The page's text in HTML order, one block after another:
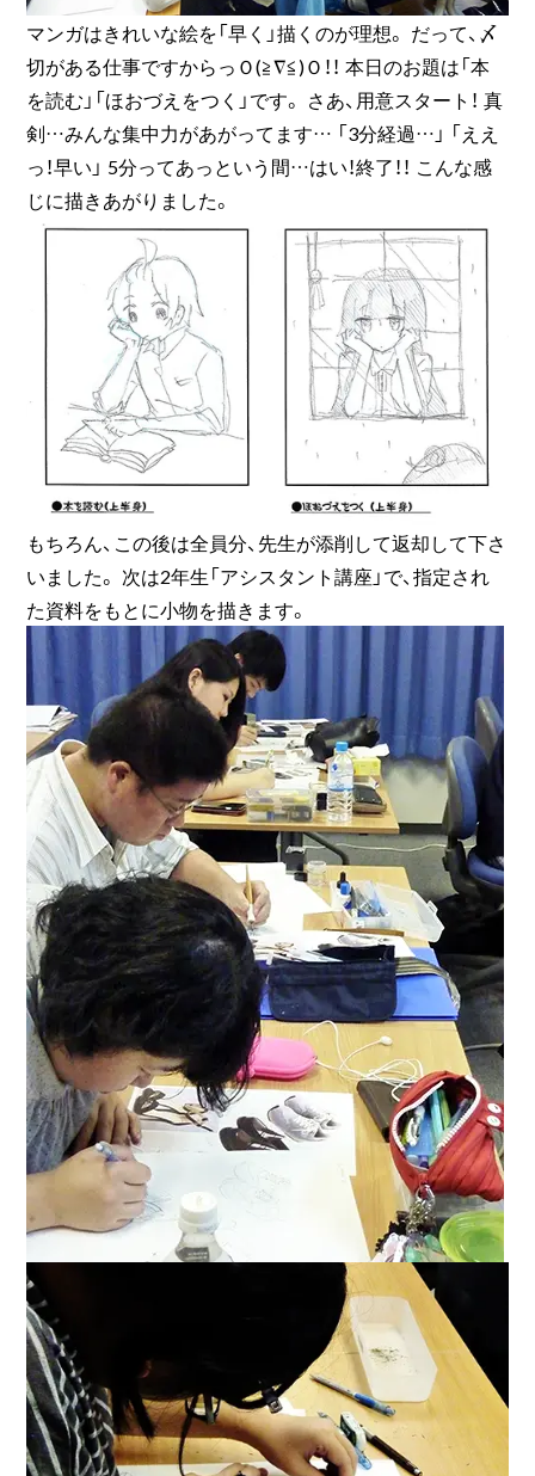
マンガはきれいな絵を「早く」描くのが理想。 だって、〆
切がある仕事ですからっＯ(≧∇≦)Ｏ！！ 本日のお題は「本
を読む」「ほおづえをつく」です。 さあ、用意スタート！ 真
剣…みんな集中力があがってます… 「3分経過…」 「ええ
っ！早い」 5分ってあっという間…はい！終了！！ こんな感
じに描きあがりました。
もちろん、この後は全員分、先生が添削して返却して下さ
いました。 次は2年生「アシスタント講座」で、指定され
た資料をもとに小物を描きます。